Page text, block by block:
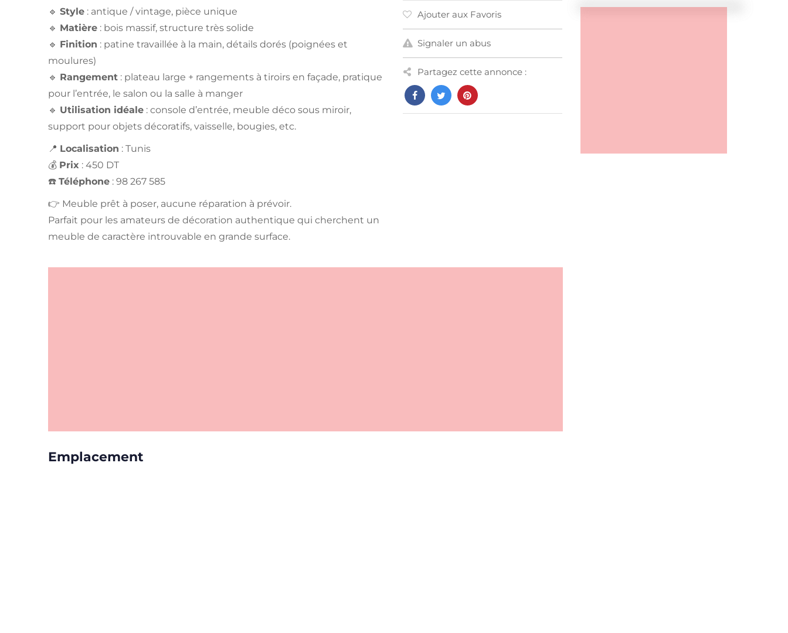
🔹 Style : antique / vintage, pièce unique
🔹 Matière : bois massif, structure très solide
🔹 Finition : patine travaillée à la main, détails dorés (poignées et
moulures)
🔹 Rangement : plateau large + rangements à tiroirs en façade, pratique
pour l’entrée, le salon ou la salle à manger
🔹 Utilisation idéale : console d’entrée, meuble déco sous miroir,
support pour objets décoratifs, vaisselle, bougies, etc.
📍 Localisation : Tunis
💰 Prix : 450 DT
☎️ Téléphone : 98 267 585
👉 Meuble prêt à poser, aucune réparation à prévoir.
Parfait pour les amateurs de décoration authentique qui cherchent un
meuble de caractère introuvable en grande surface.
Ajouter aux Favoris
Signaler un abus
Partagez cette annonce :
Emplacement